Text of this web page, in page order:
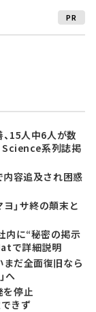
PR
15人中6人が数
系列誌掲
容追及され困惑
」サ終の顛末と
内に“秘密の掲示
で詳細説明
まだ全面復旧なら
へ
を停止
きず